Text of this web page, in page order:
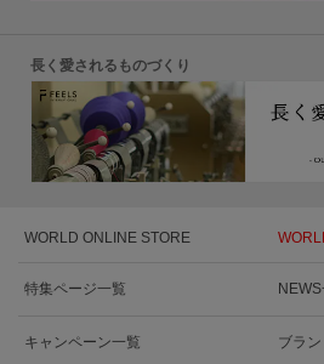
長く愛されるものづくり
WORLD ONLINE STORE
特集ページ一覧
キャンペーン一覧 ブラ